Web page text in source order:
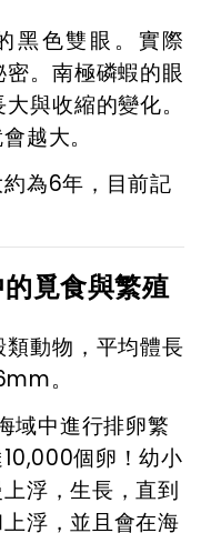
黑色雙眼。實際
。南極磷蝦的眼
與收縮的變化。
越大。
為6年，目前記
覓食與繁殖
動物，平均體長
。
域中進行排卵繁
個卵！幼小
浮，生長，直到
浮，並且會在海